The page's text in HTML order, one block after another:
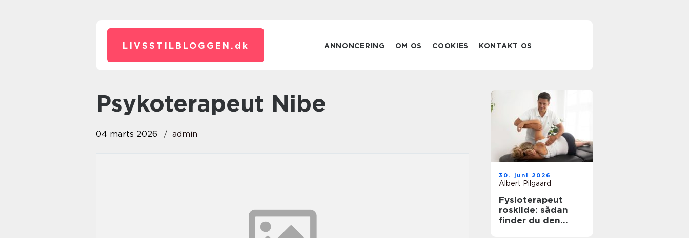
LIVSSTILBLOGGEN. dk ANNONCERING OM OS COOKIES KONTAKT OS
Psykoterapeut Nibe
04 marts 2026 admin
30. juni 2026
Albert Pilgaard
Fysioterapeut
roskilde: sådan
finder du den